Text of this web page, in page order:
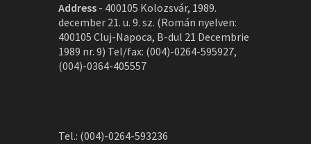
Address - 400105 Kolozsvár, 1989.
december 21. u. 9. sz. (Román nyelven:
400105 Cluj-Napoca, B-dul 21 Decembrie
1989 nr. 9) Tel/fax: (004)-0264-595927,
(004)-0364-405557
Tel.: (004)-0264-593236